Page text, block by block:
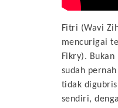
Fitri (Wavi
mencurigai
Fikry).
sudah
tidak
sendiri,